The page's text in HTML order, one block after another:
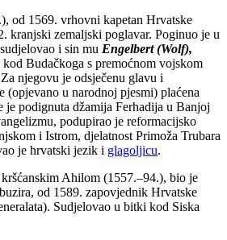
od 1569. vrhovni kapetan Hrvatske
kranjski zemaljski poglavar. Poginuo je u
i sin mu Engelbert (Wolf),
Budačkoga s premoćnom vojskom
njegovu je odsječenu glavu i
(opjevano u narodnoj pjesmi) plaćena
je podignuta džamija Ferhadija u Banjoj
podupirao je reformacijsko
i Istrom, djelatnost Primoža Trubara
je hrvatski jezik i glagoljicu.
Ahilom (1557.–94.), bio je
od 1589. zapovjednik Hrvatske
Sudjelovao u bitki kod Siska